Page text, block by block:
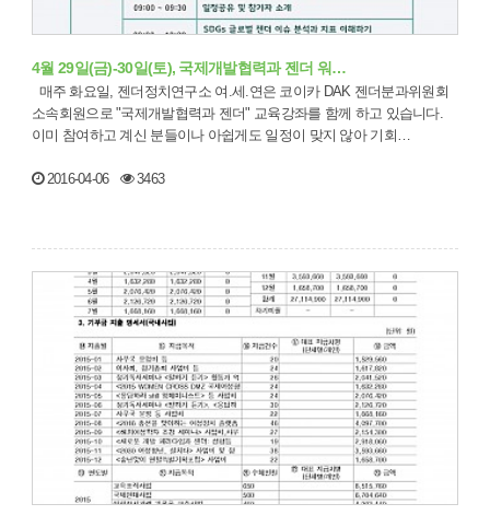
4월 29일(금)-30일(토), 국제개발협력과 젠더 워…
소속회원으로 "국제개발협력과 젠더" 교육강좌를 함께 하고 있습니다.
이미 참여하고 계신 분들이나 아쉽게도 일정이 맞지 않아 기회…
2016-04-06 3463